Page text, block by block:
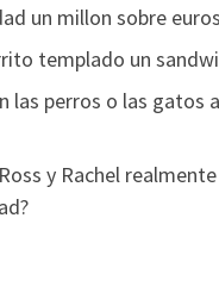
un millon sobre
templado un
las perros o las gatos
y Rachel